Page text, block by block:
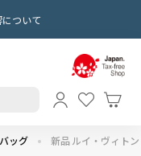
ついて
ッグ 新品 ルイ・ヴィト